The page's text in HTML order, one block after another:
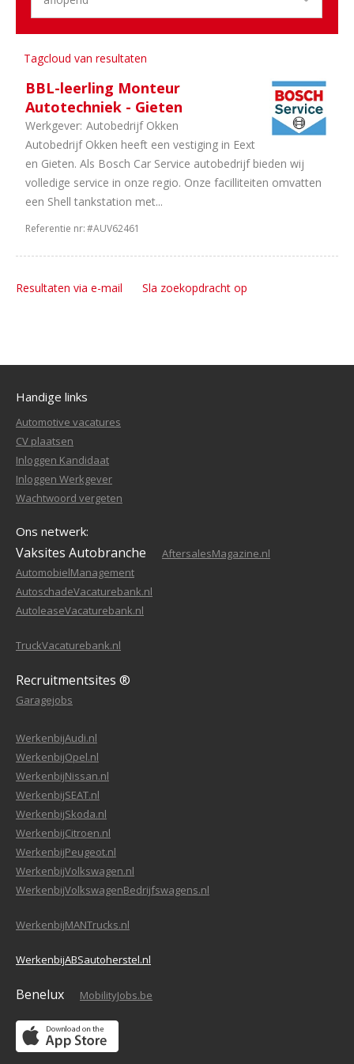
Aantal
uren
38
uur
Tagcloud van resultaten
BBL-leerling Monteur
Autotechniek - Gieten
Werkgever: Autobedrijf Okken
Autobedrijf Okken heeft een vestiging in Eext
en Gieten. Als Bosch Car Service autobedrijf bieden wij
volledige service in onze regio. Onze facilliteiten omvatten
een Shell tankstation met...
Referentie nr:#AUV62461
Resultaten via e-mail Sla zoekopdracht op
Handige links
Automotive vacatures
CV plaatsen
Inloggen Kandidaat
Inloggen Werkgever
Wachtwoord vergeten
Ons netwerk:
Vaksites Autobranche
AftersalesMagazine.nl
AutomobielManagement
AutoschadeVacaturebank.nl
AutoleaseVacaturebank.nl
TruckVacaturebank.nl
Recruitmentsites ®
Garagejobs
WerkenbijAudi.nl
WerkenbijOpel.nl
WerkenbijNissan.nl
WerkenbijSEAT.nl
WerkenbijSkoda.nl
WerkenbijCitroen.nl
WerkenbijPeugeot.nl
WerkenbijVolkswagen.nl
WerkenbijVolkswagenBedrijfswagens.nl
WerkenbijMANTrucks.nl
WerkenbijABSautoherstel.nl
Benelux MobilityJobs.be